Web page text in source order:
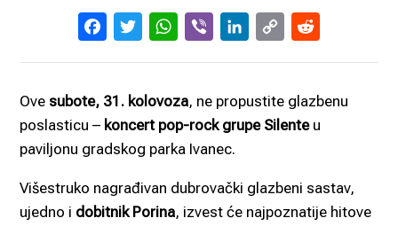
Facebook
Twitter
WhatsApp
ViberLinkedIn
Copy
Link
Ove subote, 31. kolovoza, ne propustite glazbenu
poslasticu – koncert pop-rock grupe Silenteu
paviljonu gradskog parka Ivanec.
Višestruko nagrađivan dubrovački glazbeni sastav,
ujedno i dobitnik Porina, izvest će najpoznatije hitove